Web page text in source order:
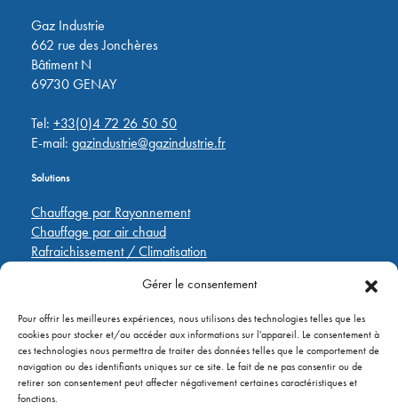
Gérer le consentement
Pour offrir les meilleures expériences, nous utilisons des technologies telles que les
cookies pour stocker et/ou accéder aux informations sur l'appareil. Le consentement à
ces technologies nous permettra de traiter des données telles que le comportement de
navigation ou des identifiants uniques sur ce site. Le fait de ne pas consentir ou de
retirer son consentement peut affecter négativement certaines caractéristiques et
fonctions.
Gaz Industrie
662 rue des Jonchères
Bâtiment N
69730 GENAY
Tel: +33(0)4 72 26 50 50
E-mail: gazindustrie@gazindustrie.fr
Solutions
Chauffage par Rayonnement
Chauffage par air chaud
Rafraichissement / Climatisation
Liens rapides
Pièces de rechange
Applications
A propos de